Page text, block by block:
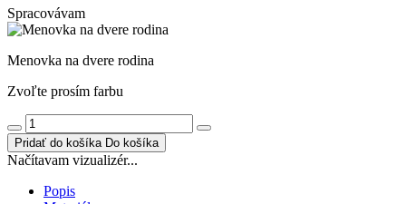
Spracovávam
Menovka na dvere rodina
Zvoľte prosím farbu
Pridať do košíka Do košíka
Načítavam vizualizér...
Popis